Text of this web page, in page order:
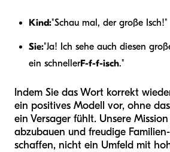
Kind:"Schau mal, der große Isch!"
Sie:"Ja! Ich sehe auch diesen
ein schnellerF-f-f-isch."
Indem Sie das Wort korrekt
ein positives Modell vor, ohne
ein Versager fühlt. Unsere
abzubauen und freudige
schaffen, nicht ein Umfeld mit